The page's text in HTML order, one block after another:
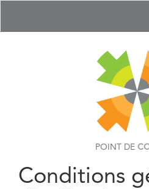
POINT DE
Conditions